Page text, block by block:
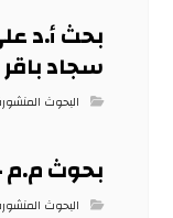
بحث أ.د
سجاد
البحوث
بحوث م.م
البحوث